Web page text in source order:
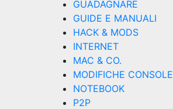
GUADAGNARE
GUIDE E MANUALI
HACK & MODS
INTERNET
MAC & CO.
MODIFICHE CONSOLE
NOTEBOOK
P2P